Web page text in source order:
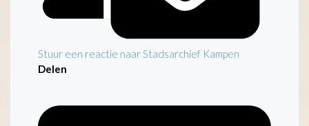
Stuur een reactie naar Stadsarchief Kampen
Delen